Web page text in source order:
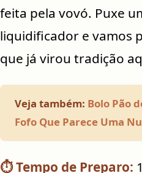
feita pela vovó. Puxe
liquidificador e vamos
que já virou tradição
Veja também: Bolo Pão
Fofo Que Parece Uma
⏱️ Tempo de Preparo: